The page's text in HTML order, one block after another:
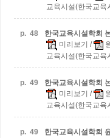
교육시설(한국교
p. 48
한국교육시설학회
미리보기 /
교육시설(한국교
p. 49
한국교육시설학회
미리보기 /
교육시설(한국교
p. 49
한국교육시설학회